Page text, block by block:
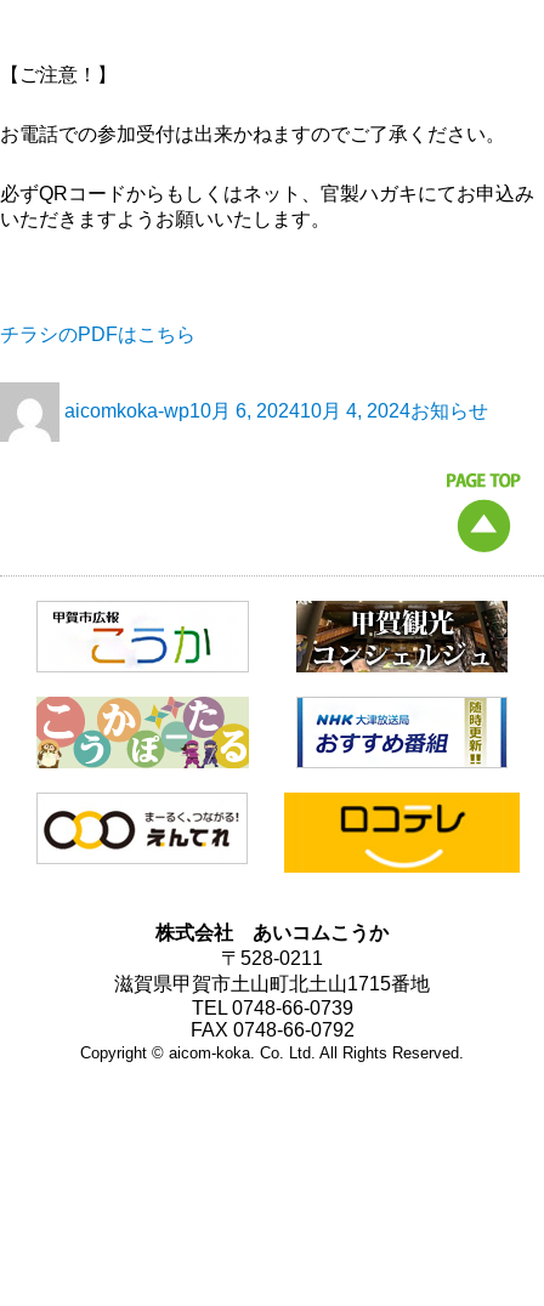
【ご注意！】
お電話での参加受付は出来かねますのでご了承ください。
必ずQRコードからもしくはネット、官製ハガキにてお申込み
いただきますようお願いいたします。
チラシのPDFはこちら
aicomkoka-wp10月 6, 202410月 4, 2024お知らせ
株式会社 あいコムこうか
〒528-0211
滋賀県甲賀市土山町北土山1715番地
TEL 0748-66-0739
FAX 0748-66-0792
Copyright © aicom-koka. Co. Ltd. All Rights Reserved.